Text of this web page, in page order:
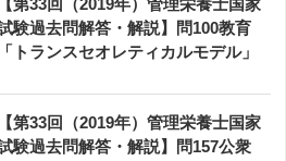
験過去問解答・解説】問100教育
「トランスセオレティカルモデル」
【第33回（2019年）管理栄養士国家
験過去問解答・解説】問157公衆